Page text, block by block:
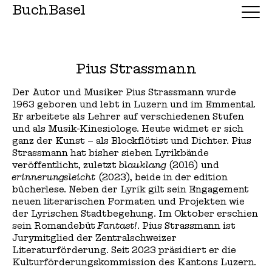
BuchBasel
Pius Strassmann
Der Autor und Musiker Pius Strassmann wurde
1963 geboren und lebt in Luzern und im Emmental.
Er arbeitete als Lehrer auf verschiedenen Stufen
und als Musik-Kinesiologe. Heute widmet er sich
ganz der Kunst – als Blockflötist und Dichter. Pius
Strassmann hat bisher sieben Lyrikbände
veröffentlicht, zuletzt blauklang (2016) und
erinnerungsleicht (2023), beide in der edition
bücherlese. Neben der Lyrik gilt sein Engagement
neuen literarischen Formaten und Projekten wie
der Lyrischen Stadtbegehung. Im Oktober erschien
sein Romandebüt Fantast!. Pius Strassmann ist
Jurymitglied der Zentralschweizer
Literaturförderung. Seit 2023 präsidiert er die
Kulturförderungskommission des Kantons Luzern.